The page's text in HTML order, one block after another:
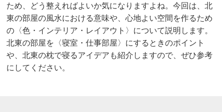
ため、どう整えればよいか気になりますよね。今回は、北
東の部屋の風水における意味や、心地よい空間を作るため
の〈色・インテリア・レイアウト〉について説明します。
北東の部屋を〈寝室・仕事部屋〉にするときのポイント
や、北東の枕で寝るアイデアも紹介しますので、ぜひ参考
にしてください。